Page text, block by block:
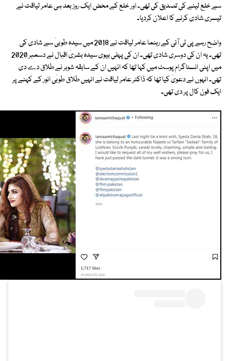
سے خلع لینے کی تصدیق کی تھی۔ اور خلع کے محض ایک روز بعد ہی عامر لیاقت نے
تیسری شادی کرنے کا اعلان کردیا۔
واضح رہے پی ٹی آئی کے رہنما عامر لیاقت نے 2018 میں سیدہ طوبیٰ سے شادی کی
تھی۔ یہ ان کی دوسری شادی تھی۔ ان کی پہلی بیوی سیدہ بشریٰ اقبال نے دسمبر 2020
میں اپنی انسٹاگرام پوسٹ میں کہا تھا کہ انہیں ان کے سابقہ شوہر نے طلاق دے دی
تھی۔ انہوں نے دعویٰ کیا تھا کہ ڈاکٹر عامر لیاقت نے انہیں طلاق طوبٰی انور کے کہنے پر
ایک فون کال پر دی تھی۔